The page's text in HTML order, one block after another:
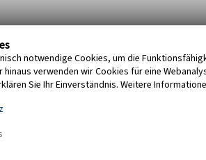
notwendige Cookies, um die
hinaus verwenden wir Cookies für eine
Sie Ihr Einverständnis. Weitere